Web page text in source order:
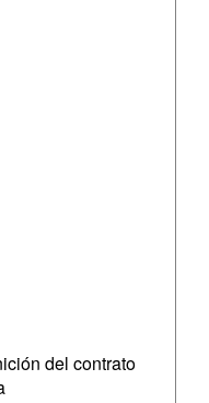
del contrato